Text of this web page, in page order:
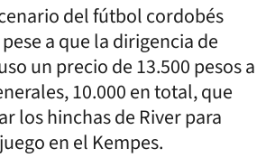
del fútbol cordobés
a que la dirigencia de
un precio de 13.500 pesos a
10.000 en total, que
los hinchas de River para
en el Kempes.